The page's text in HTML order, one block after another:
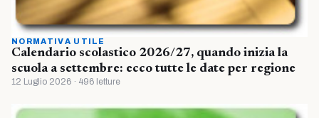
NORMATIVA UTILE
Calendario scolastico 2026/27, quando inizia la
scuola a settembre: ecco tutte le date per regione
12 Luglio 2026 · 496 letture